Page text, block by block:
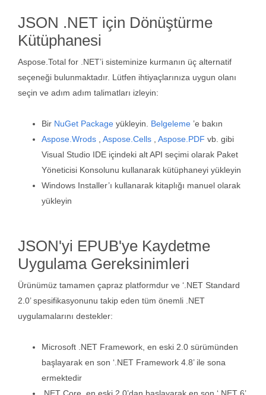
JSON .NET için Dönüştürme
Kütüphanesi
Aspose.Total for .NET’i sisteminize kurmanın üç alternatif
seçeneği bulunmaktadır. Lütfen ihtiyaçlarınıza uygun olanı
seçin ve adım adım talimatları izleyin:
Bir NuGet Package yükleyin. Belgeleme ’e bakın
Aspose.Wrods
Aspose.Cells Aspose.PDF vb. gibi
Visual Studio IDE içindeki alt API seçimi olarak Paket
Yöneticisi Konsolunu kullanarak kütüphaneyi yükleyin
Windows Installer’ı kullanarak kitaplığı manuel olarak
yükleyin
JSON'yi EPUB'ye Kaydetme
Uygulama Gereksinimleri
Ürünümüz tamamen çapraz platformdur ve ‘.NET Standard
2.0’ spesifikasyonunu takip eden tüm önemli .NET
uygulamalarını destekler:
Microsoft .NET Framework, en eski 2.0 sürümünden
başlayarak en son ‘.NET Framework 4.8’ ile sona
ermektedir